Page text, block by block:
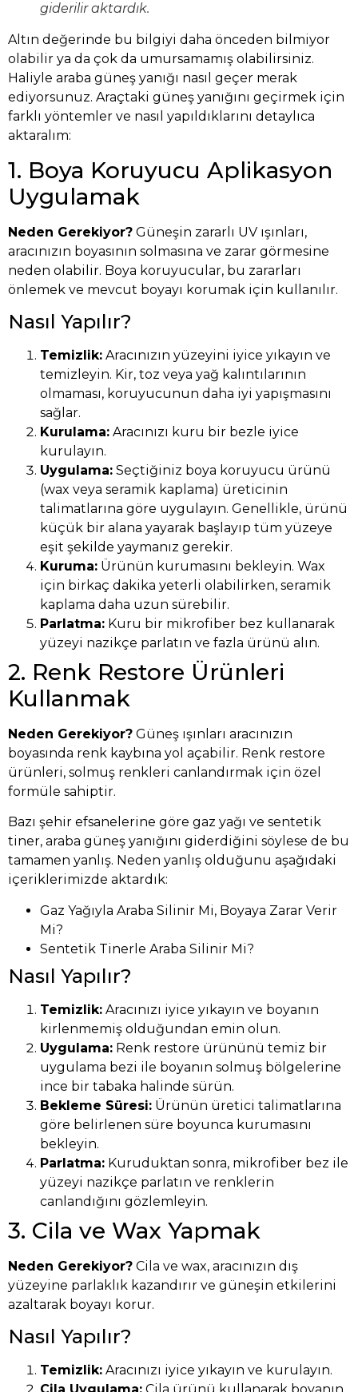
giderilir aktardık.
Altın değerinde bu bilgiyi daha önceden bilmiyor
olabilir ya da çok da umursamamış olabilirsiniz.
Haliyle araba güneş yanığı nasıl geçer merak
ediyorsunuz. Araçtaki güneş yanığını geçirmek için
farklı yöntemler ve nasıl yapıldıklarını detaylıca
aktaralım:
1. Boya Koruyucu Aplikasyon
Uygulamak
Neden Gerekiyor? Güneşin zararlı UV ışınları,
aracınızın boyasının solmasına ve zarar görmesine
neden olabilir. Boya koruyucular, bu zararları
önlemek ve mevcut boyayı korumak için kullanılır.
Nasıl Yapılır?
Temizlik: Aracınızın yüzeyini iyice yıkayın ve
temizleyin. Kir, toz veya yağ kalıntılarının
olmaması, koruyucunun daha iyi yapışmasını
sağlar.
Kurulama: Aracınızı kuru bir bezle iyice
kurulayın.
Uygulama: Seçtiğiniz boya koruyucu ürünü
(wax veya seramik kaplama) üreticinin
talimatlarına göre uygulayın. Genellikle, ürünü
küçük bir alana yayarak başlayıp tüm yüzeye
eşit şekilde yaymanız gerekir.
Kuruma: Ürünün kurumasını bekleyin. Wax
için birkaç dakika yeterli olabilirken, seramik
kaplama daha uzun sürebilir.
Parlatma: Kuru bir mikrofiber bez kullanarak
yüzeyi nazikçe parlatın ve fazla ürünü alın.
2. Renk Restore Ürünleri
Kullanmak
Neden Gerekiyor? Güneş ışınları aracınızın
boyasında renk kaybına yol açabilir. Renk restore
ürünleri, solmuş renkleri canlandırmak için özel
formüle sahiptir.
Bazı şehir efsanelerine göre gaz yağı ve sentetik
tiner, araba güneş yanığını giderdiğini söylese de bu
tamamen yanlış. Neden yanlış olduğunu aşağıdaki
içeriklerimizde aktardık:
Gaz Yağıyla Araba Silinir Mi, Boyaya Zarar Verir
Mi?
Sentetik Tinerle Araba Silinir Mi?
Nasıl Yapılır?
Temizlik: Aracınızı iyice yıkayın ve boyanın
kirlenmemiş olduğundan emin olun.
Uygulama: Renk restore ürününü temiz bir
uygulama bezi ile boyanın solmuş bölgelerine
ince bir tabaka halinde sürün.
Bekleme Süresi: Ürünün üretici talimatlarına
göre belirlenen süre boyunca kurumasını
bekleyin.
Parlatma: Kuruduktan sonra, mikrofiber bez ile
yüzeyi nazikçe parlatın ve renklerin
canlandığını gözlemleyin.
3. Cila ve Wax Yapmak
Neden Gerekiyor? Cila ve wax, aracınızın dış
yüzeyine parlaklık kazandırır ve güneşin etkilerini
azaltarak boyayı korur.
Nasıl Yapılır?
Temizlik: Aracınızı iyice yıkayın ve kurulayın.